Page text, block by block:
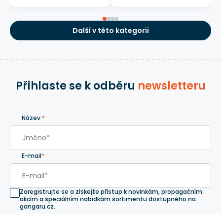
Další v této kategorii
Přihlaste se k odběru newsletteru
Název *
E-mail*
Zaregistrujte se a získejte přístup k novinkám, propagačním
akcím a speciálním nabídkám sortimentu dostupného na
gangaru.cz.